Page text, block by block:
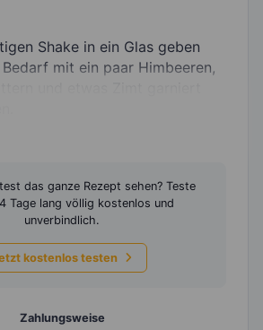
Shake in ein Glas geben
mit ein paar Himbeeren,
das ganze Rezept sehen? Teste
Tage lang völlig kostenlos und
unverbindlich.
kostenlos testen
Zahlungsweise